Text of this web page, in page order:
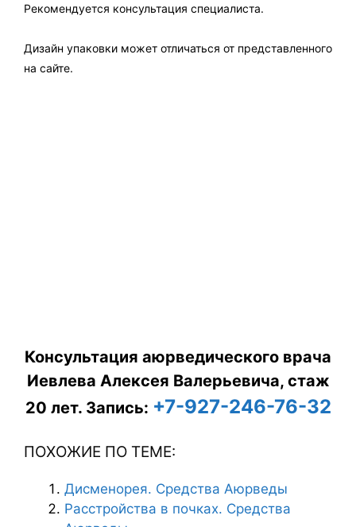
Рекомендуется консультация специалиста.
Дизайн упаковки может отличаться от представленного
на сайте.
Консультация аюрведического врача
Иевлева Алексея Валерьевича, стаж
20 лет. Запись: +7-927-246-76-32
ПОХОЖИЕ ПО ТЕМЕ:
Дисменорея. Средства Аюрведы
Расстройства в почках. Средства